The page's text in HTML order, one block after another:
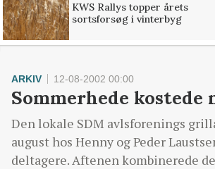
KWS Rallys topper årets
sortsforsøg i vinterbyg
ARKIV 12-08-2002 00:00
Sommerhede kostede
Den lokale SDM avlsforenings
august hos Henny og Peder
deltagere. Aftenen kombinerede